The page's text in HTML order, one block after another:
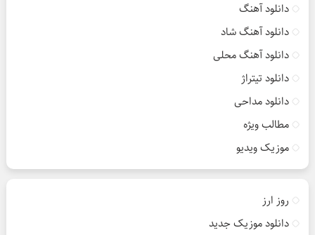
دانلود آهنگ
دانلود آهنگ شاد
دانلود آهنگ محلی
دانلود تیتراژ
دانلود مداحی
مطالب ویژه
موزیک ویدیو
روز ارز
دانلود موزیک جدید